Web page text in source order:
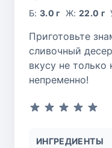
Б:3.0 г Ж: 22.0 г
Приготовьте
сливочный
вкусу не
непременно!
ИНГРЕДИЕНТЫ